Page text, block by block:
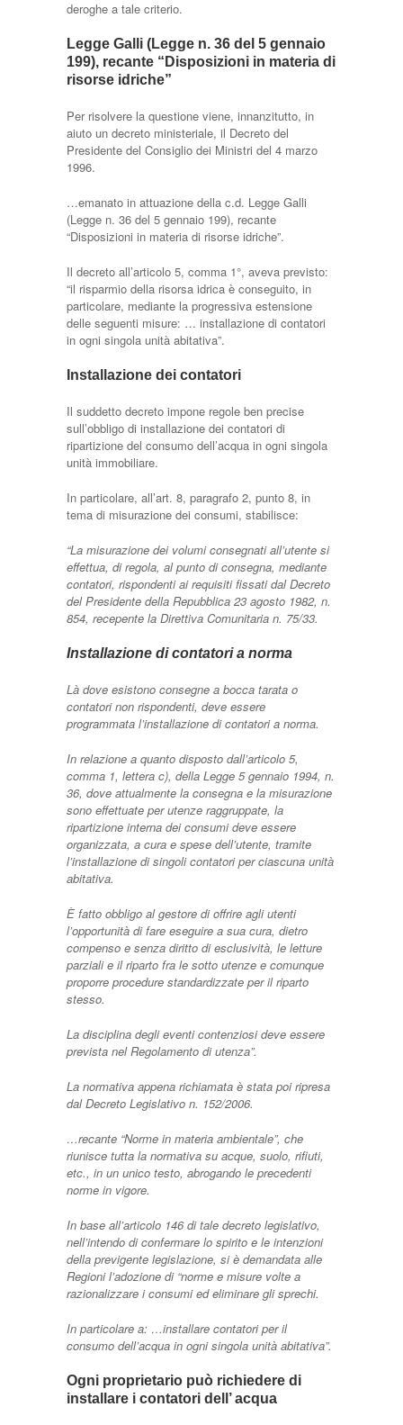
deroghe a tale criterio.
Legge Galli (Legge n. 36 del 5 gennaio
199), recante “Disposizioni in materia di
risorse idriche”
Per risolvere la questione viene, innanzitutto, in
aiuto un decreto ministeriale, il Decreto del
Presidente del Consiglio dei Ministri del 4 marzo
1996.
…emanato in attuazione della c.d. Legge Galli
(Legge n. 36 del 5 gennaio 199), recante
“Disposizioni in materia di risorse idriche”.
Il decreto all’articolo 5, comma 1°, aveva previsto:
“il risparmio della risorsa idrica è conseguito, in
particolare, mediante la progressiva estensione
delle seguenti misure: … installazione di contatori
in ogni singola unità abitativa”.
Installazione dei contatori
Il suddetto decreto impone regole ben precise
sull’obbligo di installazione dei contatori di
ripartizione del consumo dell’acqua in ogni singola
unità immobiliare.
In particolare, all’art. 8, paragrafo 2, punto 8, in
tema di misurazione dei consumi, stabilisce:
“La misurazione dei volumi consegnati all’utente si
effettua, di regola, al punto di consegna, mediante
contatori, rispondenti ai requisiti fissati dal Decreto
del Presidente della Repubblica 23 agosto 1982, n.
854, recepente la Direttiva Comunitaria n. 75/33.
Installazione di contatori a norma
Là dove esistono consegne a bocca tarata o
contatori non rispondenti, deve essere
programmata l’installazione di contatori a norma.
In relazione a quanto disposto dall’articolo 5,
comma 1, lettera c), della Legge 5 gennaio 1994, n.
36, dove attualmente la consegna e la misurazione
sono effettuate per utenze raggruppate, la
ripartizione interna dei consumi deve essere
organizzata, a cura e spese dell’utente, tramite
l’installazione di singoli contatori per ciascuna unità
abitativa.
È fatto obbligo al gestore di offrire agli utenti
l’opportunità di fare eseguire a sua cura, dietro
compenso e senza diritto di esclusività, le letture
parziali e il riparto fra le sotto utenze e comunque
proporre procedure standardizzate per il riparto
stesso.
La disciplina degli eventi contenziosi deve essere
prevista nel Regolamento di utenza”.
La normativa appena richiamata è stata poi ripresa
dal Decreto Legislativo n. 152/2006.
…recante “Norme in materia ambientale”, che
riunisce tutta la normativa su acque, suolo, rifiuti,
etc., in un unico testo, abrogando le precedenti
norme in vigore.
In base all’articolo 146 di tale decreto legislativo,
nell’intendo di confermare lo spirito e le intenzioni
della previgente legislazione, si è demandata alle
Regioni l’adozione di “norme e misure volte a
razionalizzare i consumi ed eliminare gli sprechi.
In particolare a: …installare contatori per il
consumo dell’acqua in ogni singola unità abitativa”.
Ogni proprietario può richiedere di
installare i contatori dell’ acqua